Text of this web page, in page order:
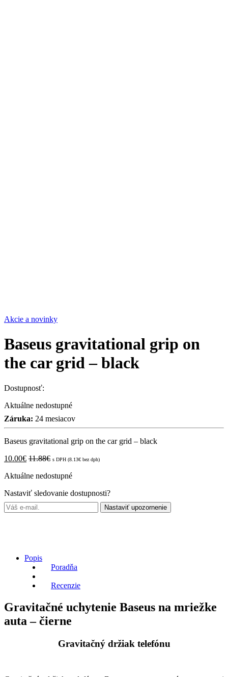
Akcie a novinky
Baseus gravitational grip on
the car grid – black
Dostupnosť:
Aktuálne nedostupné
Záruka: 24 mesiacov
Baseus gravitational grip on the car grid – black
10.00€ 11.88€ s DPH (8.13€ bez dph)
Aktuálne nedostupné
Nastaviť sledovanie dostupnosti?
Nastaviť upozornenie
Popis
Poradňa
Recenzie
Gravitačné uchytenie Baseus na mriežke
auta – čierne
Gravitačný držiak telefónu